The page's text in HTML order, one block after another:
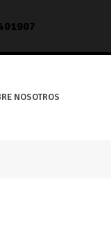
NOSOTROS